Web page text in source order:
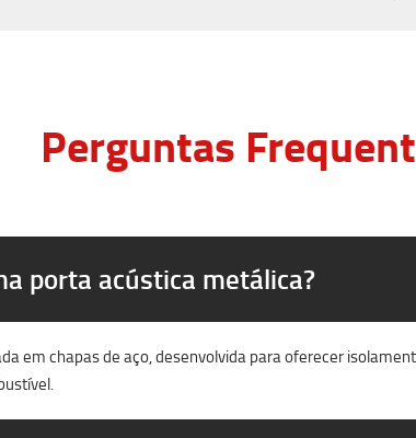
Perguntas
porta acústica metálica?
em chapas de aço, desenvolvida para oferecer